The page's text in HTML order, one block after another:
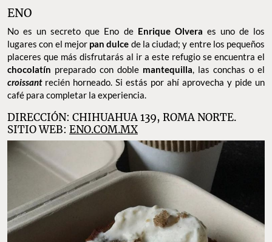
ENO
No es un secreto que Eno de Enrique Olvera es uno de los
lugares con el mejor pan dulce de la ciudad; y entre los pequeños
placeres que más disfrutarás al ir a este refugio se encuentra el
chocolatín preparado con doble mantequilla, las conchas o el
croissantrecién horneado. Si estás por ahí aprovecha y pide un
café para completar la experiencia.
DIRECCIÓN: CHIHUAHUA 139, ROMA NORTE.
SITIO WEB: ENO.COM.MX